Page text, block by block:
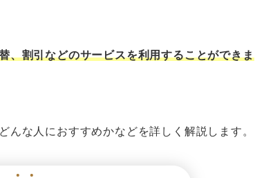
、割引などのサービスを利用することができま
な人におすすめかなどを詳しく解説します。